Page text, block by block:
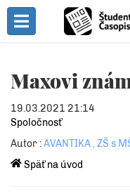
Toggle Menu
Maxovi
19.03.2021 21:14
Spoločnosť
Autor :AVANTIKA , ZŠ s
Späť na úvod